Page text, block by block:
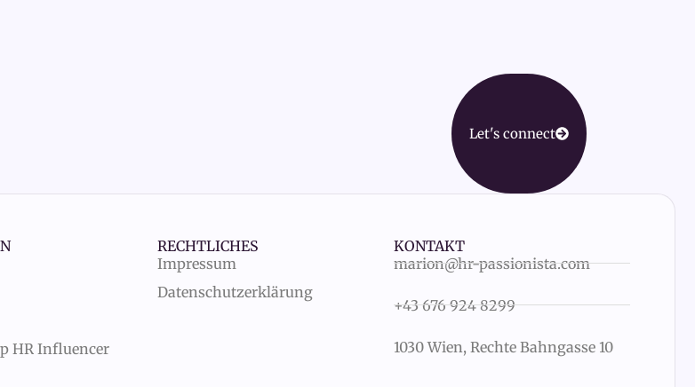
Let's connect
HR Influencer
RECHTLICHES
Impressum
Datenschutzerklärung
KONTAKT
marion@hr-passionista.com
+43 676 924 8299
1030 Wien, Rechte Bahngasse 10